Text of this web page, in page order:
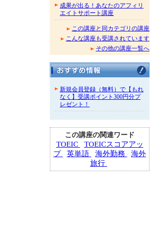
成果が出る！あなたのアフィリ
エイトサポート講座
この講座と同カテゴリの講座
こんな講座も受講されています
その他の講座一覧へ
新規会員登録（無料）で【もれ
なく】受講ポイント300円分プ
レゼント！
この講座の関連ワード
TOEIC
TOEICスコアアッ
プ
英単語 海外勤務
海外
旅行